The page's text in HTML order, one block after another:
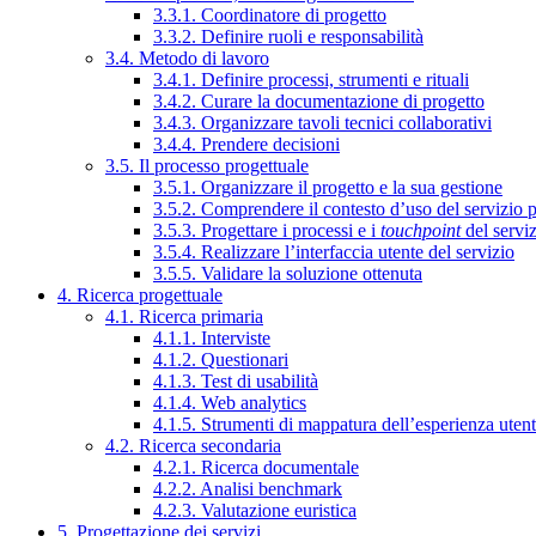
3.3.1. Coordinatore di progetto
3.3.2. Definire ruoli e responsabilità
3.4. Metodo di lavoro
3.4.1. Definire processi, strumenti e rituali
3.4.2. Curare la documentazione di progetto
3.4.3. Organizzare tavoli tecnici collaborativi
3.4.4. Prendere decisioni
3.5. Il processo progettuale
3.5.1. Organizzare il progetto e la sua gestione
3.5.2. Comprendere il contesto d’uso del servizio
3.5.3. Progettare i processi e i touchpointdel
3.5.4. Realizzare l’interfaccia utente del servizio
3.5.5. Validare la soluzione ottenuta
4. Ricerca progettuale
4.1. Ricerca primaria
4.1.1. Interviste
4.1.2. Questionari
4.1.3. Test di usabilità
4.1.4. Web analytics
4.1.5. Strumenti di mappatura dell’esperienza
4.2. Ricerca secondaria
4.2.1. Ricerca documentale
4.2.2. Analisi benchmark
4.2.3. Valutazione euristica
5. Progettazione dei servizi